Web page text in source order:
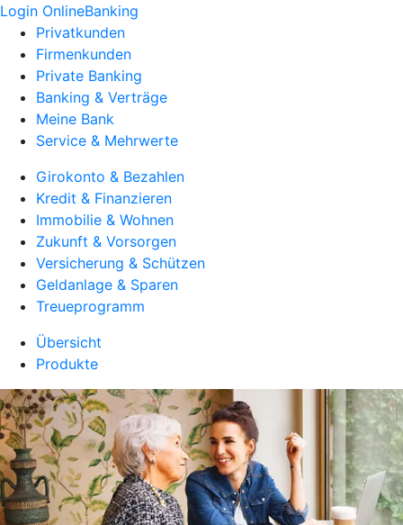
Login OnlineBanking
Privatkunden
Firmenkunden
Private Banking
Banking & Verträge
Meine Bank
Service & Mehrwerte
Girokonto & Bezahlen
Kredit & Finanzieren
Immobilie & Wohnen
Zukunft & Vorsorgen
Versicherung & Schützen
Geldanlage & Sparen
Treueprogramm
Übersicht
Produkte